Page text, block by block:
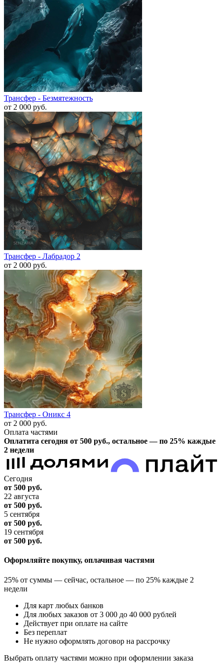
Трансфер - Безмятежность
от 2 000 руб.
Трансфер - Лабрадор 2
от 2 000 руб.
Трансфер - Оникс 4
от 2 000 руб.
Оплата частями
Оплатита сегодня от 500 руб., остальное — по 25% каждые
2 недели
Сегодня
от 500 руб.
22 августа
от 500 руб.
5 сентября
от 500 руб.
19 сентября
от 500 руб.
Оформляйте покупку, оплачивая частями
25% от суммы — сейчас, остальное — по 25% каждые 2
недели
Для карт любых банков
Для любых заказов от 3 000 до 40 000 рублей
Действует при оплате на сайте
Без переплат
Не нужно оформлять договор на рассрочку
Выбрать оплату частями можно при оформлении заказа